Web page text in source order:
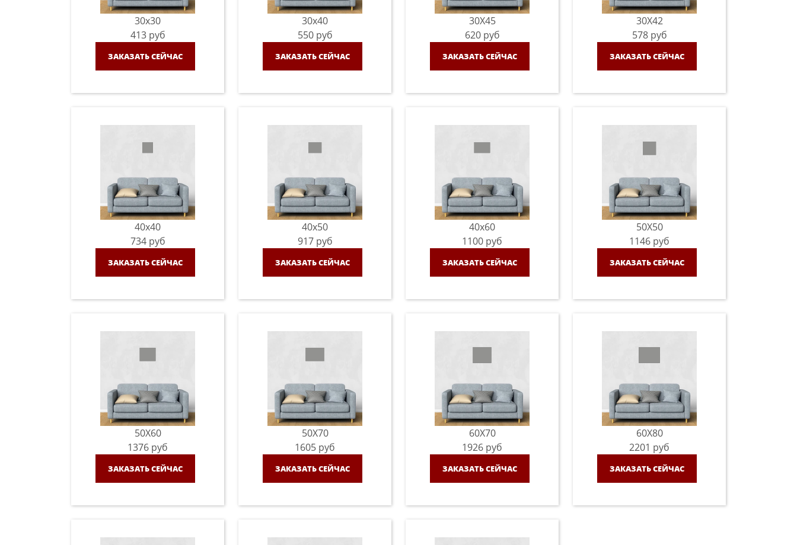
30x30
413 руб
ЗАКАЗАТЬ СЕЙЧАС
30x40
550 руб
ЗАКАЗАТЬ СЕЙЧАС
30X45
620 руб
ЗАКАЗАТЬ СЕЙЧАС
30X42
578 руб
ЗАКАЗАТЬ СЕЙЧАС
40x40
734 руб
ЗАКАЗАТЬ СЕЙЧАС
40x50
917 руб
ЗАКАЗАТЬ СЕЙЧАС
40x60
1100 руб
ЗАКАЗАТЬ СЕЙЧАС
50X50
1146 руб
ЗАКАЗАТЬ СЕЙЧАС
50X60
1376 руб
ЗАКАЗАТЬ СЕЙЧАС
50X70
1605 руб
ЗАКАЗАТЬ СЕЙЧАС
60X70
1926 руб
ЗАКАЗАТЬ СЕЙЧАС
60X80
2201 руб
ЗАКАЗАТЬ СЕЙЧАС